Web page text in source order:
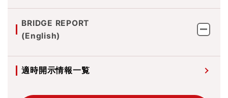
BRIDGE REPORT
(English)
適時開示情報一覧